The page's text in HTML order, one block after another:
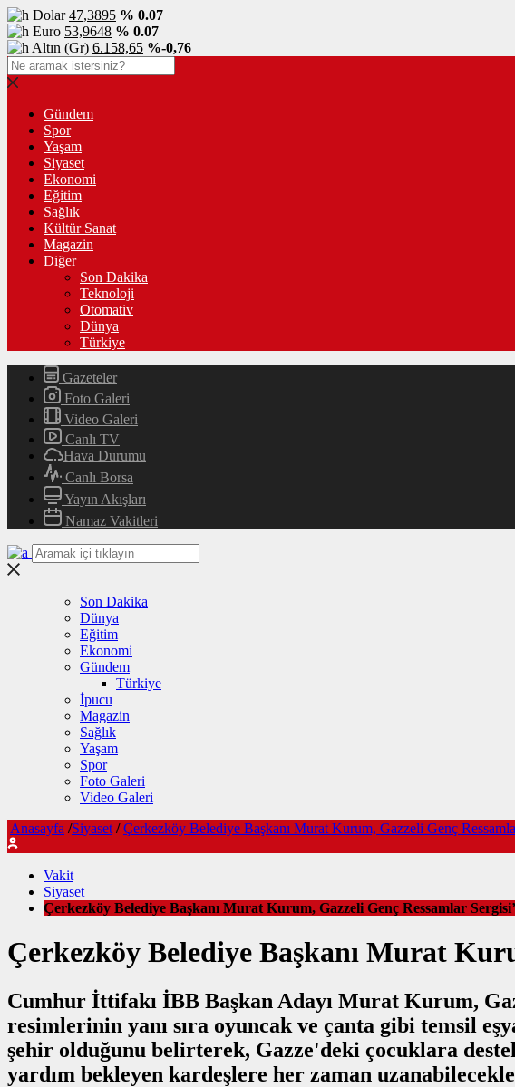
Dolar47,3895 % 0.07
Euro 53,9648 % 0.07
Altın (Gr) 6.158,65 %-0,76
Gündem
Spor
Yaşam
Siyaset
Ekonomi
Eğitim
Sağlık
Kültür Sanat
Magazin
Diğer
Son Dakika
Teknoloji
Otomativ
Dünya
Türkiye
Gazeteler
Foto Galeri
Video Galeri
Canlı TV
Hava Durumu
Canlı Borsa
Yayın Akışları
Namaz Vakitleri
Son Dakika
Dünya
Eğitim
Ekonomi
Gündem
Türkiye
İpucu
Magazin
Sağlık
Yaşam
Spor
Foto Galeri
Video Galeri
Anasayfa /Siyaset / Çerkezköy Belediye Başkanı Murat Kurum, Gazzeli Genç
Vakit
Siyaset
Çerkezköy Belediye Başkanı Murat Kurum, Gazzeli Genç Ressamlar
Çerkezköy Belediye Başkanı Murat
Cumhur İttifakı İBB Başkan Adayı Murat Kurum,
resimlerinin yanı sıra oyuncak ve çanta gibi temsil
şehir olduğunu belirterek, Gazze'deki çocuklara
yardım bekleyen kardeşlere her zaman